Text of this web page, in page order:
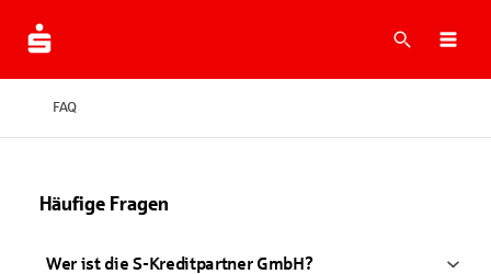
Suche
FAQ
Häufige Fragen
Wer ist die S-Kreditpartner GmbH?